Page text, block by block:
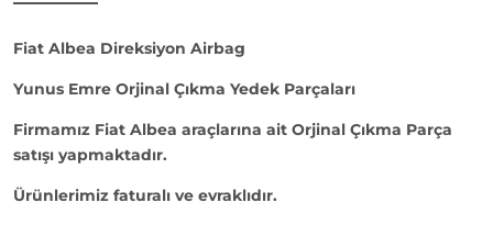
Fiat Albea Direksiyon Airbag
Yunus Emre Orjinal Çıkma Yedek Parçaları
Firmamız Fiat Albea araçlarına ait Orjinal Çıkma Parça
satışı yapmaktadır.
Ürünlerimiz faturalı ve evraklıdır.